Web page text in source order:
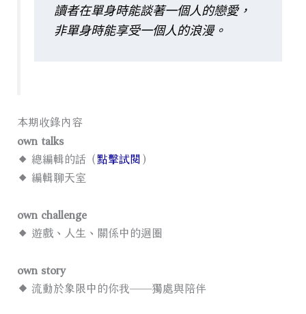
讀者在單身時能談著一個人的戀愛，
非單身時能享受一個人的浪漫。
本期收錄內容
own talks
◆ 總編輯的話（ 點擊試閱 ）
◆ 編輯聊天室
own challenge
◆ 遊戲、人生、關係中的迴圈
own story
◆ 流動於象限中的你我——獨處與陪伴